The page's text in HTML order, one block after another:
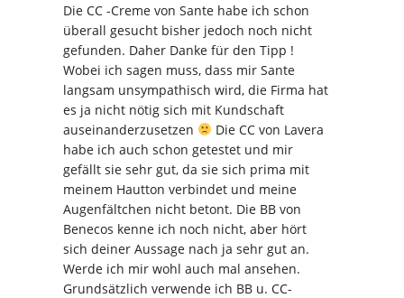
Die CC -Creme von Sante habe ich schon
überall gesucht bisher jedoch noch nicht
gefunden. Daher Danke für den Tipp !
Wobei ich sagen muss, dass mir Sante
langsam unsympathisch wird, die Firma hat
es ja nicht nötig sich mit Kundschaft
auseinanderzusetzen
Die CC von Lavera
habe ich auch schon getestet und mir
gefällt sie sehr gut, da sie sich prima mit
meinem Hautton verbindet und meine
Augenfältchen nicht betont. Die BB von
Benecos kenne ich noch nicht, aber hört
sich deiner Aussage nach ja sehr gut an.
Werde ich mir wohl auch mal ansehen.
Grundsätzlich verwende ich BB u. CC-